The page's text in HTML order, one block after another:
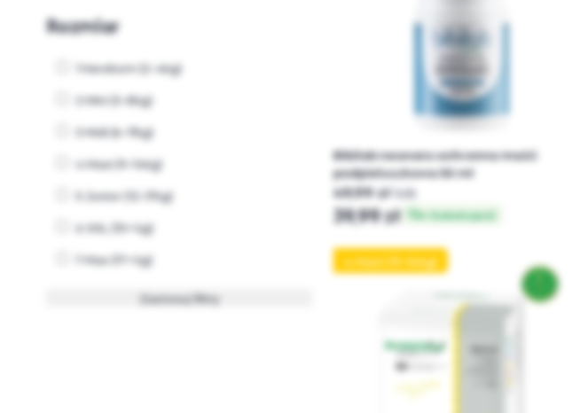
Rozmiar
1 Newborn (2-4kg)
2 Mini (3-8kg)
3 Midi (6-11kg)
4 Maxi (9-14kg)
5 Junior (12-17kg)
6 XXL (15+ kg)
7 Max (17+ kg)
Zastosuj filtry
Bibilab neonato ochronna maść
podpieluszkowa 50 ml
49,99 złlub
39,99 zł w Subskrypcji
4 Maxi (9-14kg)